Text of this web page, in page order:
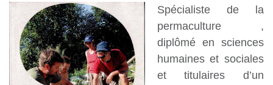
Spécialiste de la
permaculture ,
diplômé en sciences
humaines et sociales
et titulaires d’un